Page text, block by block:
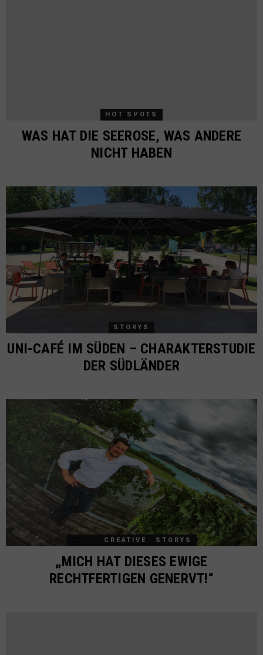
HOT SPOTS
WAS HAT DIE SEEROSE, WAS ANDERE
NICHT HABEN
STORYS
UNI-CAFÉ IM SÜDEN – CHARAKTERSTUDIE
DER SÜDLÄNDER
Comment
CREATIVE STORYS
„MICH HAT DIESES EWIGE
RECHTFERTIGEN GENERVT!“